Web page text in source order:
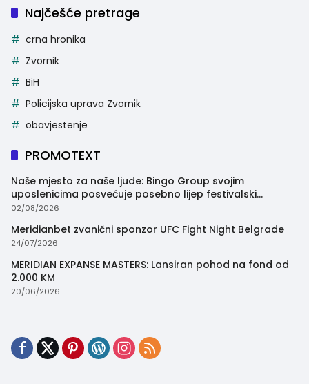
Najčešće pretrage
crna hronika
Zvornik
BiH
Policijska uprava Zvornik
obavjestenje
PROMOTEXT
Naše mjesto za naše ljude: Bingo Group svojim
uposlenicima posvećuje posebno lijep festivalski
trenutak
02/08/2026
Meridianbet zvanični sponzor UFC Fight Night Belgrade
24/07/2026
MERIDIAN EXPANSE MASTERS: Lansiran pohod na fond od
2.000 KM
20/06/2026